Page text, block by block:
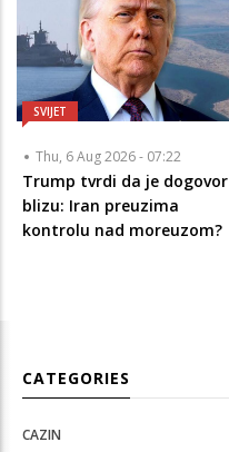
SVIJET
Thu, 6 Aug 2026 - 07:22
Trump tvrdi da je dogovor
blizu: Iran preuzima
kontrolu nad moreuzom?
CATEGORIES
CAZIN